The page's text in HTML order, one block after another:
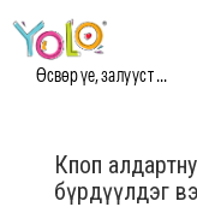
Өсвөр үе, залууст ...
Кпоп
бүрдүүлдэг